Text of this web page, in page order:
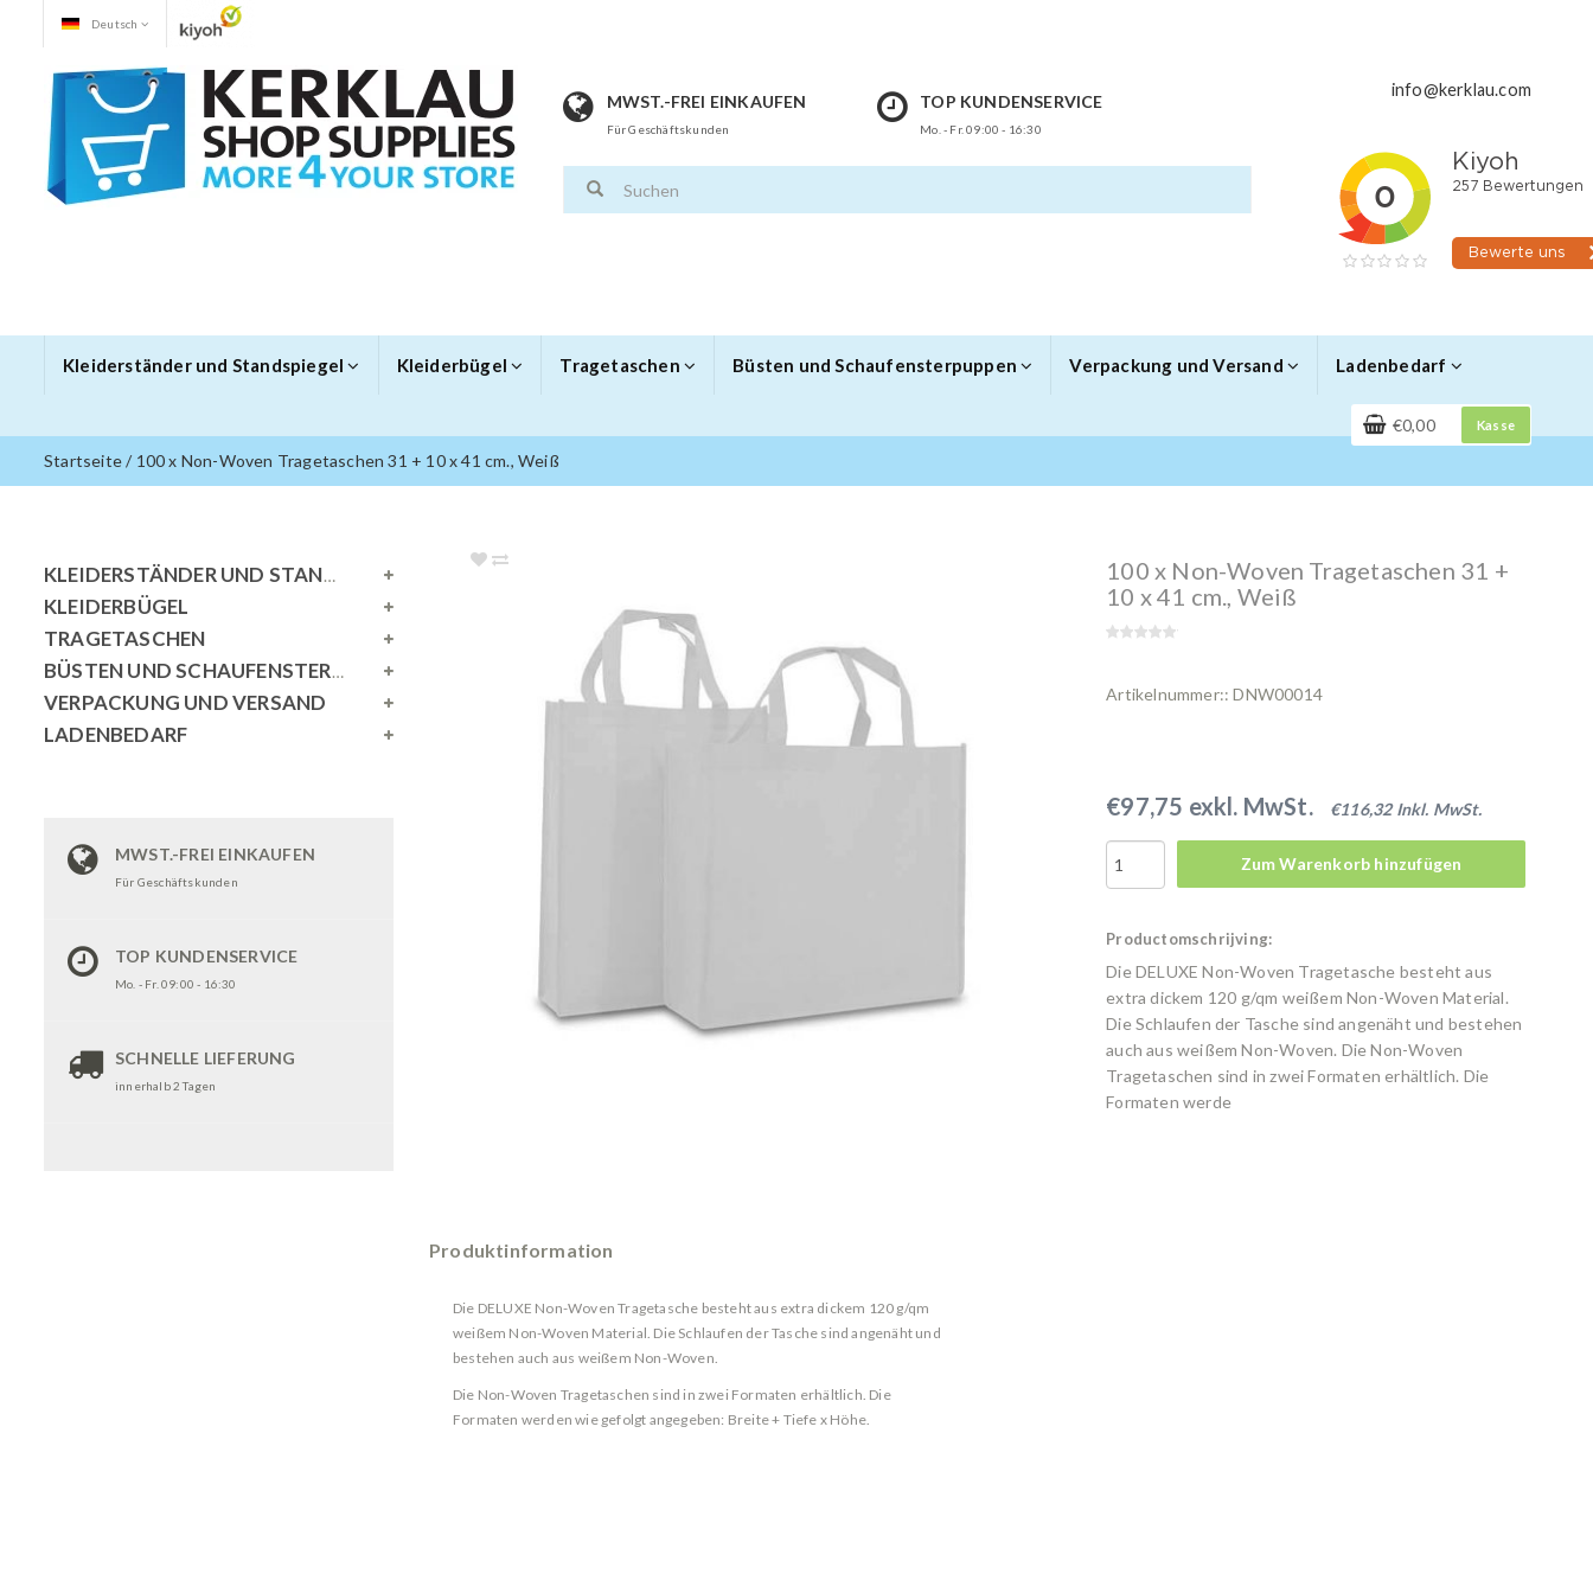
Deutsch
MWST.-FREI EINKAUFEN
Für Geschäftskunden
TOP KUNDENSERVICE
Mo. - Fr. 09:00 - 16:30
info@kerklau.com
Kleiderständer und Standspiegel Kleiderbügel Tragetaschen Büsten und Schaufensterpuppen Verpackung und Versand Ladenbedarf
€0,00 Kasse
Startseite/ 100 x Non-Woven Tragetaschen 31 + 10 x 41 cm., Weiß
KLEIDERSTÄNDER UND STANDSPIEGEL
KLEIDERBÜGEL
TRAGETASCHEN
BÜSTEN UND SCHAUFENSTERPUPPEN
VERPACKUNG UND VERSAND
LADENBEDARF
MWST.-FREI EINKAUFEN
Für Geschäftskunden
TOP KUNDENSERVICE
Mo. - Fr. 09:00 - 16:30
SCHNELLE LIEFERUNG
innerhalb 2 Tagen
100 x Non-Woven Tragetaschen 31 +
10 x 41 cm., Weiß
Artikelnummer:: DNW00014
€97,75 exkl. MwSt. €116,32 Inkl. MwSt.
Zum Warenkorb hinzufügen
Productomschrijving:
Die DELUXE Non-Woven Tragetasche besteht aus
extra dickem 120 g/qm weißem Non-Woven Material.
Die Schlaufen der Tasche sind angenäht und bestehen
auch aus weißem Non-Woven. Die Non-Woven
Tragetaschen sind in zwei Formaten erhältlich. Die
Formaten werde
Produktinformation
Die DELUXE Non-Woven Tragetasche besteht aus extra dickem 120 g/qm
weißem Non-Woven Material. Die Schlaufen der Tasche sind angenäht und
bestehen auch aus weißem Non-Woven.
Die Non-Woven Tragetaschen sind in zwei Formaten erhältlich. Die
Formaten werden wie gefolgt angegeben: Breite + Tiefe x Höhe.